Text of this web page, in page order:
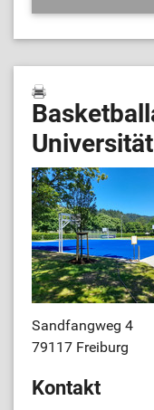
Sandfangweg 4
79117 Freiburg
Kontakt